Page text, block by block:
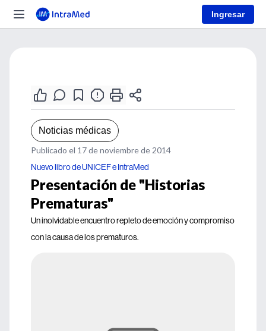
Ingresar
Noticias médicas
Publicado el 17 de noviembre de 2014
Nuevo libro de UNICEF e IntraMed
Presentación de "Historias
Prematuras"
Un inolvidable encuentro repleto de emoción y compromiso
con la causa de los prematuros.